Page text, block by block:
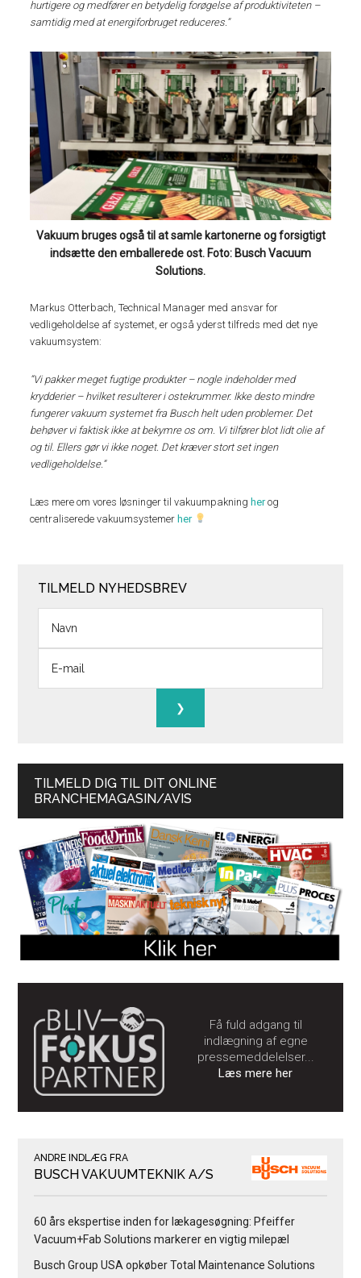
hurtigere og medfører en betydelig forøgelse af produktiviteten –
samtidig med at energiforbruget reduceres.”
Vakuum bruges også til at samle kartonerne og forsigtigt
indsætte den emballerede ost. Foto: Busch Vacuum
Solutions.
Markus Otterbach, Technical Manager med ansvar for
vedligeholdelse af systemet, er også yderst tilfreds med det nye
vakuumsystem:
“Vi pakker meget fugtige produkter – nogle indeholder med
krydderier – hvilket resulterer i ostekrummer. Ikke desto mindre
fungerer vakuum systemet fra Busch helt uden problemer. Det
behøver vi faktisk ikke at bekymre os om. Vi tilfører blot lidt olie af
og til. Ellers gør vi ikke noget. Det kræver stort set ingen
vedligeholdelse.”
Læs mere om vores løsninger til vakuumpakning herog
centraliserede vakuumsystemer her
TILMELD NYHEDSBREV
TILMELD DIG TIL DIT ONLINE
BRANCHEMAGASIN/AVIS
Få fuld adgang til
indlægning af egne
pressemeddelelser...
Læs mere her
ANDRE INDLÆG FRA
BUSCH VAKUUMTEKNIK A/S
60 års ekspertise inden for lækagesøgning: Pfeiffer
Vacuum+Fab Solutions markerer en vigtig milepæl
Busch Group USA opkøber Total Maintenance Solutions